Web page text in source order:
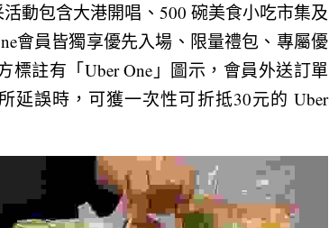
動包含大港開唱、500 碗美食小吃市集及
會員皆獨享優先入場、限量禮包、專屬優
註有「Uber One」圖示，會員外送訂單
延誤時，可獲一次性可折抵30元的 Uber